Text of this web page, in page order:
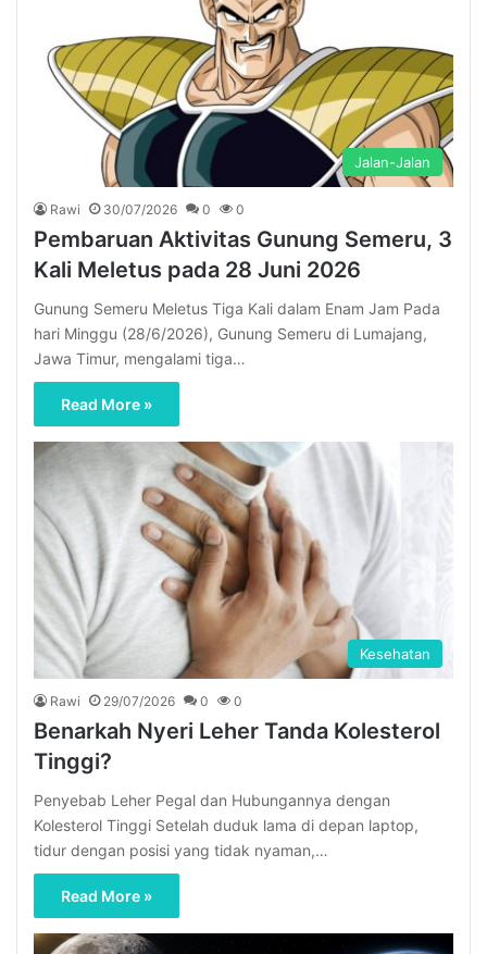
Jalan-Jalan
Rawi 30/07/2026 0 0
Pembaruan Aktivitas Gunung Semeru, 3
Kali Meletus pada 28 Juni 2026
Gunung Semeru Meletus Tiga Kali dalam Enam Jam Pada
hari Minggu (28/6/2026), Gunung Semeru di Lumajang,
Jawa Timur, mengalami tiga…
Read More »
Kesehatan
Rawi 29/07/2026 0 0
Benarkah Nyeri Leher Tanda Kolesterol
Tinggi?
Penyebab Leher Pegal dan Hubungannya dengan
Kolesterol Tinggi Setelah duduk lama di depan laptop,
tidur dengan posisi yang tidak nyaman,…
Read More »